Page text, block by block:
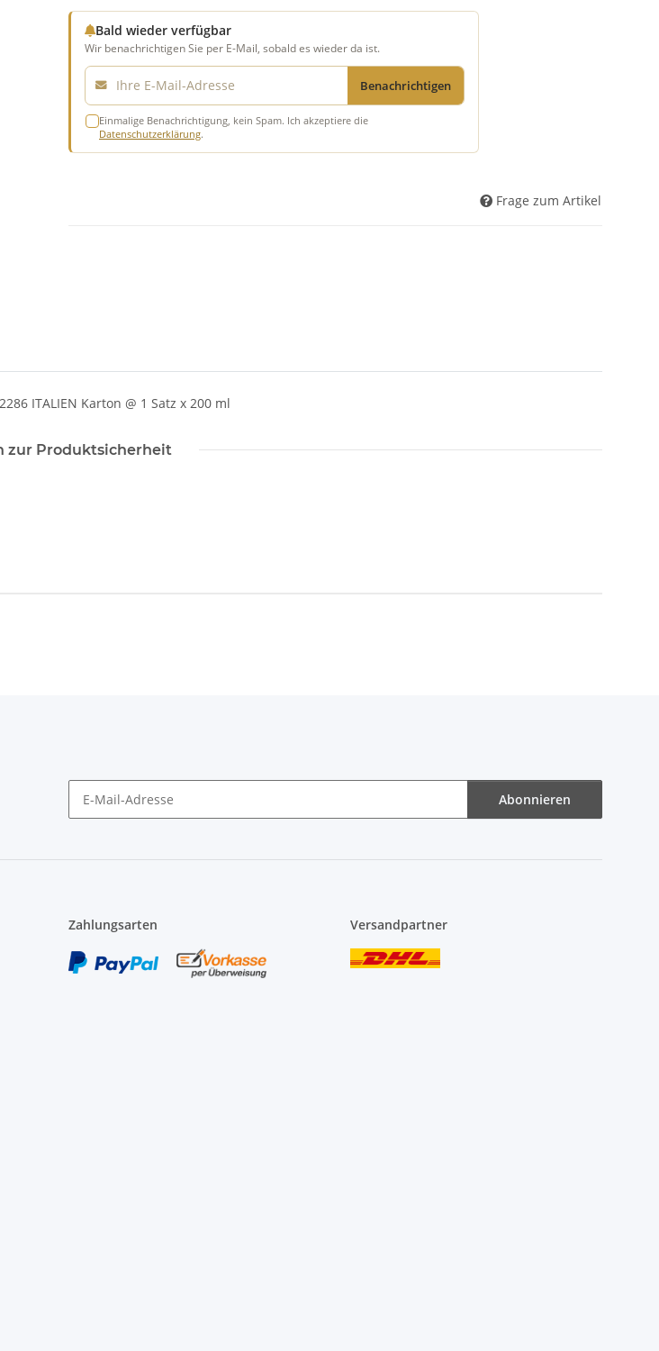
Bald wieder verfügbar
Wir benachrichtigen Sie per E-Mail, sobald es wieder da ist.
E-Mail
Benachrichtigen
Einmalige Benachrichtigung, kein Spam. Ich akzeptiere die
Datenschutzerklärung.
Frage zum Artikel
ITALIEN Karton @ 1 Satz x 200 ml
zur Produktsicherheit
Abonnieren
Zahlungsarten Versandpartner